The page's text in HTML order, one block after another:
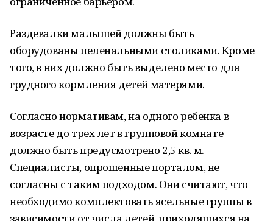
Раздевалки малышей должны быть
оборудованы пеленальными столиками. Кроме
того, в них должно быть выделено место для
грудного кормления детей матерями.
Согласно нормативам, на одного ребенка в
возрасте до трех лет в групповой комнате
должно быть предусмотрено 2,5 кв. м.
Специалисты, опрошенные порталом, не
согласны с таким подходом. Они считают, что
необходимо комплектовать ясельные группы в